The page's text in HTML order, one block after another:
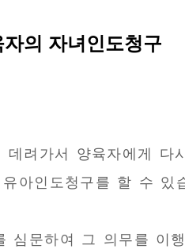
자의 자녀인도청구
려가서 양육자에게
아인도청구를 할 수 있
심문하여 그 의무를